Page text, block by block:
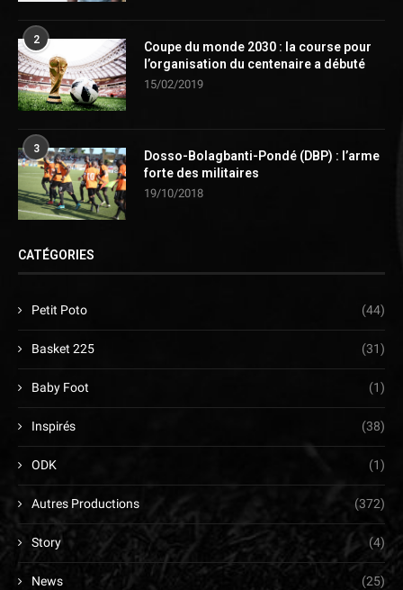
2
Coupe du monde 2030 : la course pour
l’organisation du centenaire a débuté
15/02/2019
3
Dosso-Bolagbanti-Pondé (DBP) : l’arme
forte des militaires
19/10/2018
CATÉGORIES
Petit Poto (44)
Basket 225 (31)
Baby Foot (1)
Inspirés (38)
ODK (1)
Autres Productions (372)
Story (4)
News (25)